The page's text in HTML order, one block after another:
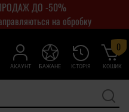
ДО -50%
на обробку
АКАУНТ ІСТОРІЯ
БАЖАНЕ КОШИК
0